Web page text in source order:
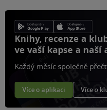
Knihy, recenze a
ve vaší kapse a naší
Každý měsíc společně
Více o aplikaci Více o